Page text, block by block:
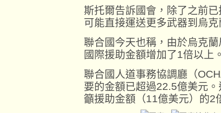
斯托爾告訴國會，除了之前
可能直接運送更多武器到烏克
聯合國今天也稱，由於烏克
國際援助金額增加了1倍以上
聯合國人道事務協調廳（
要的金額已超過22.5億美元
籲援助金額（11億美元）的2